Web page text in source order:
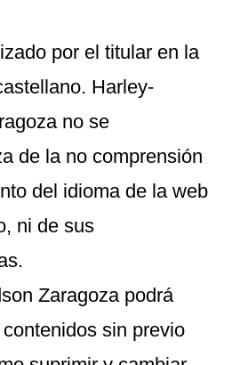
por el titular en la
Harley-
no se
de la no comprensión
del idioma de la web
ni de sus
Zaragoza podrá
sin previo